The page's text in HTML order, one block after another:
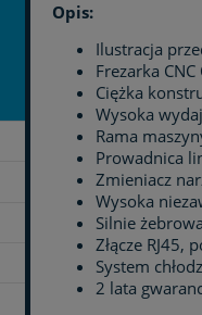
Opis:
Ilustracja
Frezarka
Ciężka
Wysoka
Rama
Prowadnica
Zmieniacz
Wysoka
Silnie
Złącze RJ45,
System
2 lata